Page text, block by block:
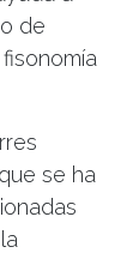
de
se ha